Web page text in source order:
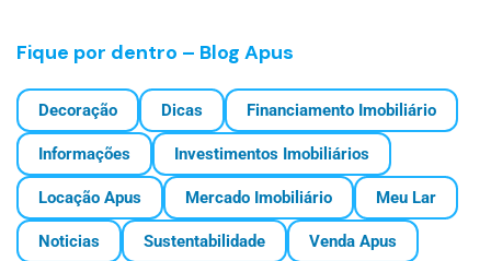
Fique por dentro – Blog Apus
Decoração Dicas Financiamento Imobiliário
Informações Investimentos Imobiliários
Locação Apus Mercado Imobiliário Meu Lar
Noticias Sustentabilidade Venda Apus